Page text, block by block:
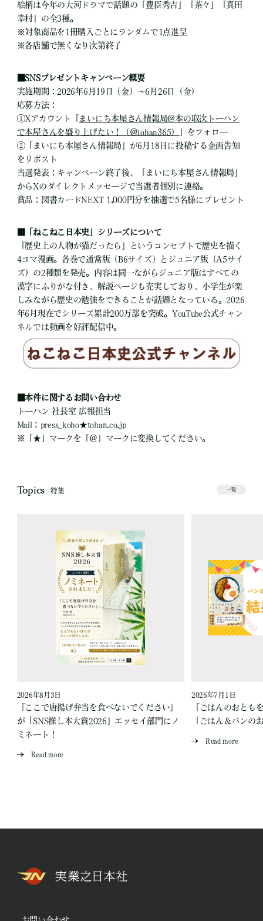
絵柄は今年の大河ドラマで話題の「豊臣秀吉」「茶々」「真田
幸村」の全3種。
※対象商品を1冊購入ごとにランダムで1点進呈
※各店舗で無くなり次第終了
■SNSプレゼントキャンペーン概要
実施期間：2026年6月19日（金）～6月26日（金）
応募方法：
①Xアカウント「
まいにち本屋さん情報局@本の取次トーハン
で本屋さんを盛り上げたい！（＠tohan365）
」をフォロー
②「まいにち本屋さん情報局」が6月18日に投稿する企画告知
をリポスト
当選発表：キャンペーン終了後、「まいにち本屋さん情報局」
からXのダイレクトメッセージで当選者個別に連絡。
賞品：図書カードNEXT 1,000円分を抽選で5名様にプレゼント
■「ねこねこ日本史」シリーズについて
「歴史上の人物が猫だったら」というコンセプトで歴史を描く
4コマ漫画。各巻で通常版（B6サイズ）とジュニア版（A5サイ
ズ）の2種類を発売。内容は同一ながらジュニア版はすべての
漢字にふりがな付き、解説ページも充実しており、小学生が楽
しみながら歴史の勉強をできることが話題となっている。2026
年6月現在でシリーズ累計200万部を突破。YouTube公式チャン
ネルでは動画を好評配信中。
■本件に関するお問い合わせ
トーハン 社長室 広報担当
Mail : press_koho★tohan.co.jp
※「★」マークを「＠」マークに変換してください。
Topics 特集 一覧
2026年8月3日
『ここで唐揚げ弁当を食べないでください』
が「SNS推し本大賞2026」エッセイ部門にノ
ミネート！
Read more
2026年7月1日
『ごはんのおとも
「ごはん＆パンの
Read more